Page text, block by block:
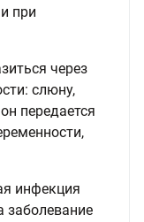
при
через
слюну,
передается
инфекция
заболевание